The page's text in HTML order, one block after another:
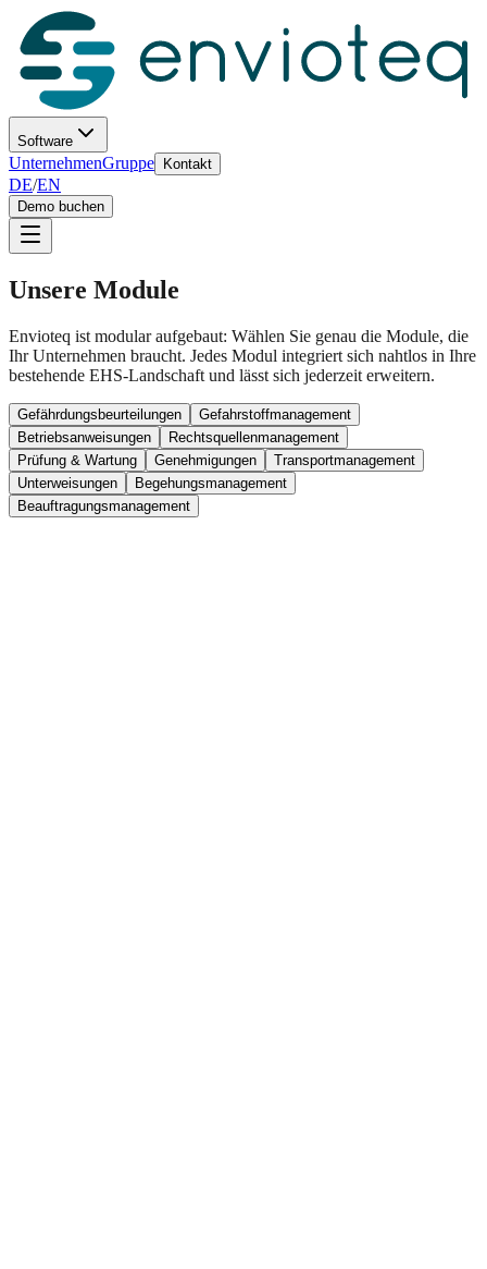
Software
UnternehmenGruppe Kontakt
DE/EN
Demo buchen
Unsere Module
Envioteq ist modular aufgebaut: Wählen Sie genau die Module, die
Ihr Unternehmen braucht. Jedes Modul integriert sich nahtlos in Ihre
bestehende EHS-Landschaft und lässt sich jederzeit erweitern.
Gefährdungsbeurteilungen
Gefahrstoffmanagement
Betriebsanweisungen
Rechtsquellenmanagement
Prüfung & Wartung
Genehmigungen
Transportmanagement
Unterweisungen
Begehungsmanagement
Beauftragungsmanagement